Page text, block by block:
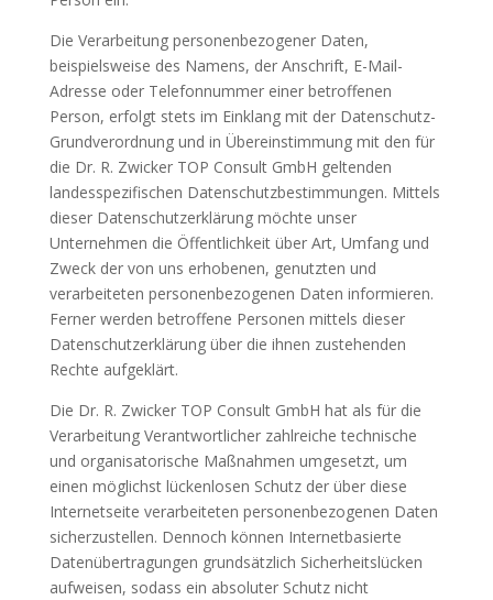
Die Verarbeitung personenbezogener Daten,
beispielsweise des Namens, der Anschrift, E-Mail-
Adresse oder Telefonnummer einer betroffenen
Person, erfolgt stets im Einklang mit der Datenschutz-
Grundverordnung und in Übereinstimmung mit den für
die Dr. R. Zwicker TOP Consult GmbH geltenden
landesspezifischen Datenschutzbestimmungen. Mittels
dieser Datenschutzerklärung möchte unser
Unternehmen die Öffentlichkeit über Art, Umfang und
Zweck der von uns erhobenen, genutzten und
verarbeiteten personenbezogenen Daten informieren.
Ferner werden betroffene Personen mittels dieser
Datenschutzerklärung über die ihnen zustehenden
Rechte aufgeklärt.
Die Dr. R. Zwicker TOP Consult GmbH hat als für die
Verarbeitung Verantwortlicher zahlreiche technische
und organisatorische Maßnahmen umgesetzt, um
einen möglichst lückenlosen Schutz der über diese
Internetseite verarbeiteten personenbezogenen Daten
sicherzustellen. Dennoch können Internetbasierte
Datenübertragungen grundsätzlich Sicherheitslücken
aufweisen, sodass ein absoluter Schutz nicht